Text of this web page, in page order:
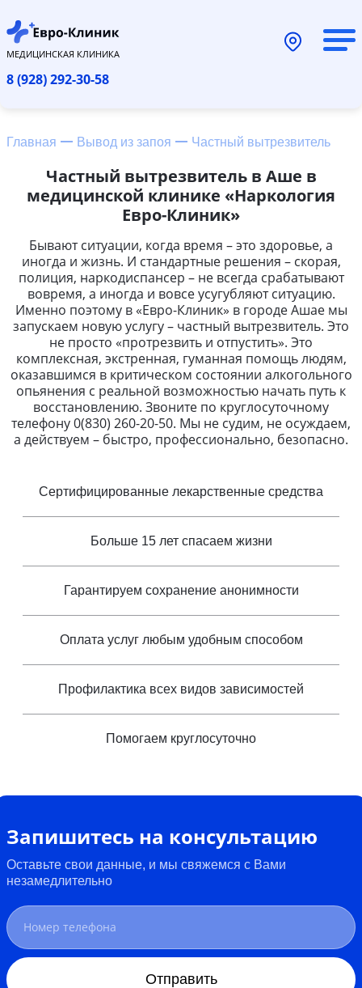
МЕДИЦИНСКАЯ КЛИНИКА
8 (928) 292-30-58
Главная Вывод из запоя Частный вытрезвитель
Частный вытрезвитель в Аше в
медицинской клинике «Наркология
Евро-Клиник»
Бывают ситуации, когда время – это здоровье, а
иногда и жизнь. И стандартные решения – скорая,
полиция, наркодиспансер – не всегда срабатывают
вовремя, а иногда и вовсе усугубляют ситуацию.
Именно поэтому в «Евро-Клиник» в городе Ашае мы
запускаем новую услугу – частный вытрезвитель. Это
не просто «протрезвить и отпустить». Это
комплексная, экстренная, гуманная помощь людям,
оказавшимся в критическом состоянии алкогольного
опьянения с реальной возможностью начать путь к
восстановлению. Звоните по круглосуточному
телефону 0(830) 260-20-50. Мы не судим, не осуждаем,
а действуем – быстро, профессионально, безопасно.
Сертифицированные лекарственные средства
Больше 15 лет спасаем жизни
Гарантируем сохранение анонимности
Оплата услуг любым удобным способом
Профилактика всех видов зависимостей
Помогаем круглосуточно
Запишитесь на консультацию
Оставьте свои данные, и мы свяжемся с Вами
незамедлительно
Отправить